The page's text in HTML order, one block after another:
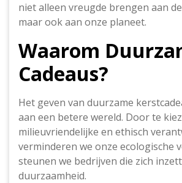
niet alleen vreugde brengen aan
maar ook aan onze planeet.
Waarom
Cadeaus?
Het geven van duurzame
aan een betere wereld. Door te
milieuvriendelijke en ethisch
verminderen we onze ecologische
steunen we bedrijven die zich
duurzaamheid.